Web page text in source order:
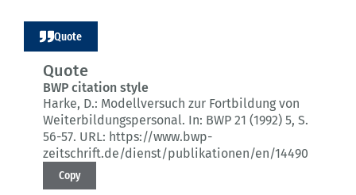
Quote
Quote
BWP citation style
Harke, D.: Modellversuch zur Fortbildung von
Weiterbildungspersonal. In: BWP 21 (1992) 5, S.
56-57. URL: https://www.bwp-
zeitschrift.de/dienst/publikationen/en/14490
Copy